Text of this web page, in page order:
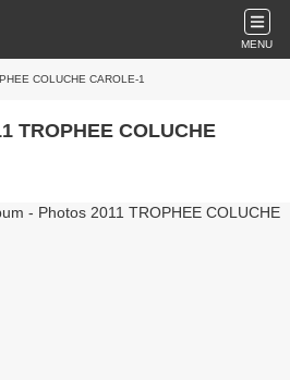
MENU
COLUCHE CAROLE-1
TROPHEE COLUCHE